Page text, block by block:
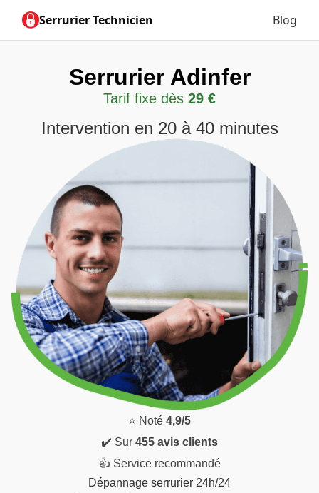
Serrurier Technicien Blog
Serrurier Adinfer
Tarif fixe dès 29 €
Intervention en 20 à 40 minutes
⭐ Noté 4,9/5
✔️ Sur 455 avis clients
👍 Service recommandé
Dépannage serrurier 24h/24